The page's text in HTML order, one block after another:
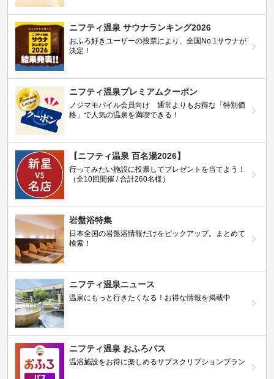
ニフティ温泉 サウナランキング2026
おふろ好きユーザーの投票により、全国No.1サウナが
決定！
ニフティ温泉プレミアムクーポン
ノジマモバイル会員向け 通常よりもお得な「特別価
格」で人気の温泉を満喫できる！
【ニフティ温泉 百名湯2026】
行ってみたい施設に投票してプレゼントを当てよう！
（全10回開催 / 合計260名様）
岩盤浴特集
日本全国の岩盤浴情報だけをピックアップ。まとめて
検索！
ニフティ温泉ニュース
温泉にもっと行きたくなる！お得な情報を掲載中
ニフティ温泉 おふろパス
温浴施設をお得に楽しめるサブスクリプションプラン